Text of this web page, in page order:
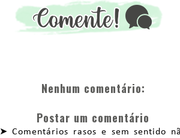
Nenhum comentário:
Postar um comentário
➤ Comentários rasos e sem sentido